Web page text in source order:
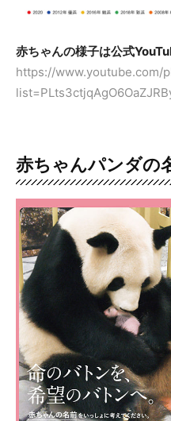
赤ちゃんの様子は公式
https://www.youtube.com/
赤ちゃんパンダの